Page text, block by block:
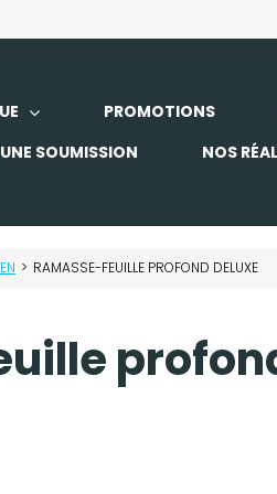
PROMOTIONS
SOUMISSION
NOS
> RAMASSE-FEUILLE PROFOND DELUXE